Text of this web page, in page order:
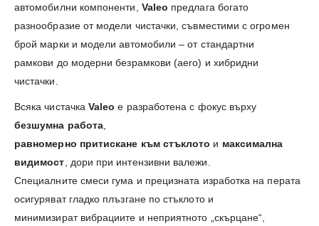
автомобилни компоненти, Valeo предлага богато
разнообразие от модели чистачки, съвместими с огромен
брой марки и модели автомобили – от стандартни
рамкови до модерни безрамкови (aero) и хибридни
чистачки.
Всяка чистачкаValeo е разработена с фокус върху
безшумна работа
равномерно притискане към стъклото и максимална
видимост , дори при интензивни валежи.
Специалните смеси гума и прецизната изработка на перата
осигуряват гладко плъзгане по стъклото и
минимизират вибрациите и неприятното „скърцане“,